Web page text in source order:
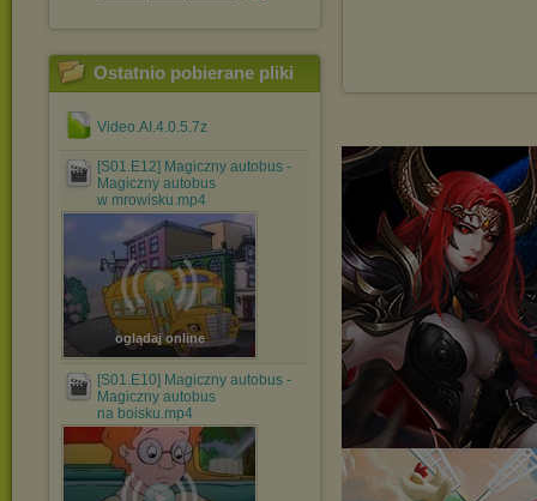
Ostatnio pobierane pliki
Video.AI.4.0.5.7z
[S01.E12] Magiczny autobus -
Magiczny autobus
w mrowisku.mp4
oglądaj online
[S01.E10] Magiczny autobus -
Magiczny autobus
na boisku.mp4